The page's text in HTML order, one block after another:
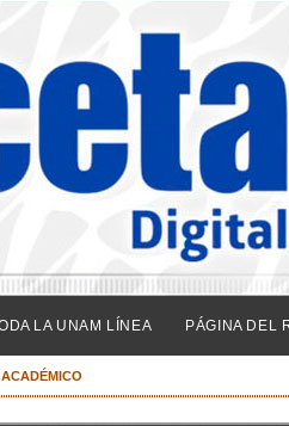
LA UNAM LÍNEA PÁGINA DEL